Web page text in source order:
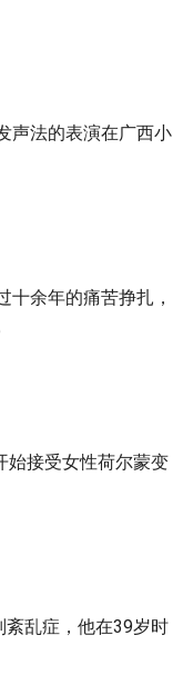
声法的表演在广西小
余年的痛苦挣扎，
始接受女性荷尔蒙变
紊乱症，他在39岁时